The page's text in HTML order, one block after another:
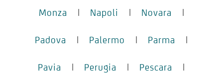
Monza | Napoli | Novara |
Padova | Palermo | Parma |
Pavia | Perugia | Pescara |